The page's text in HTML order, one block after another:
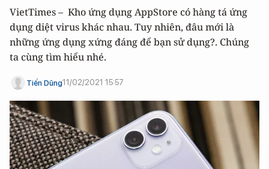
VietTimes – Kho ứng dụng AppStore có hàng tá ứng
dụng diệt virus khác nhau. Tuy nhiên, đâu mới là
những ứng dụng xứng đáng để bạn sử dụng?. Chúng
ta cùng tìm hiểu nhé.
Tiến Dũng11/02/2021 15:57